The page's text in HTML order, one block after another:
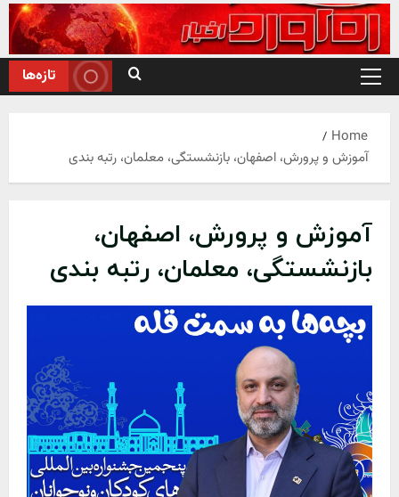
Skip
to
content
Primary
تازه‌ها
Home
آموزش و پرورش، اصفهان، بازنشستگی، معلمان، رتبه بندی
آموزش و پرورش، اصفهان،
بازنشستگی، معلمان، رتبه بندی